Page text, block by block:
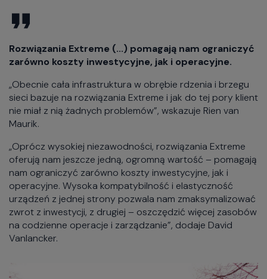
Rozwiązania Extreme (...) pomagają nam ograniczyć
zarówno koszty inwestycyjne, jak i operacyjne.
„Obecnie cała infrastruktura w obrębie rdzenia i brzegu
sieci bazuje na rozwiązania Extreme i jak do tej pory klient
nie miał z nią żadnych problemów”, wskazuje Rien van
Maurik.
„Oprócz wysokiej niezawodności, rozwiązania Extreme
oferują nam jeszcze jedną, ogromną wartość – pomagają
nam ograniczyć zarówno koszty inwestycyjne, jak i
operacyjne. Wysoka kompatybilność i elastyczność
urządzeń z jednej strony pozwala nam zmaksymalizować
zwrot z inwestycji, z drugiej – oszczędzić więcej zasobów
na codzienne operacje i zarządzanie”, dodaje David
Vanlancker.